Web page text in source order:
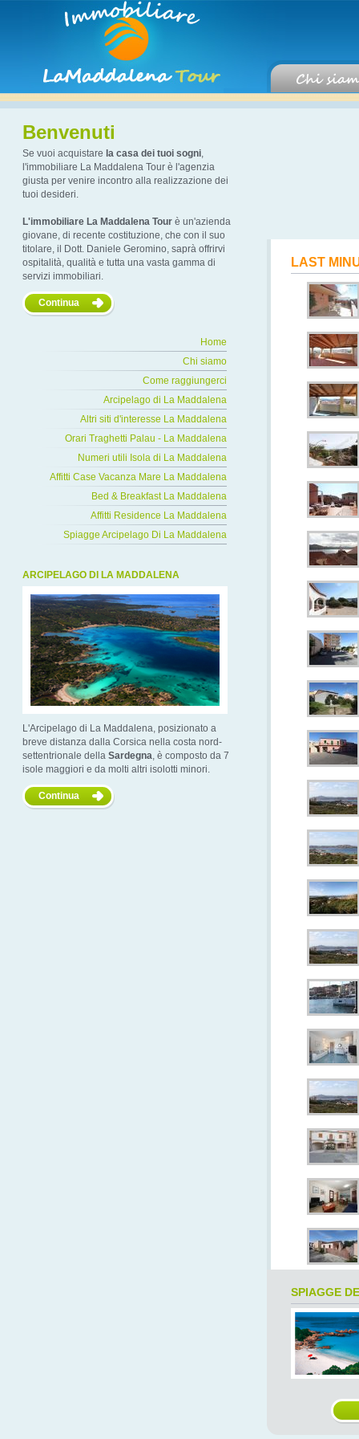
Benvenuti
Se vuoi acquistare la casa dei tuoi sogni,
l'immobiliare La Maddalena Tour è l'agenzia
giusta per venire incontro alla realizzazione dei
tuoi desideri.
L'immobiliare La Maddalena Tourè un'azienda
giovane, di recente costituzione, che con il suo
titolare, il Dott. Daniele Geromino, saprà offrirvi
ospitalità, qualità e tutta una vasta gamma di
servizi immobiliari.
Continua
Home
Chi siamo
Come raggiungerci
Arcipelago di La Maddalena
Altri siti d'interesse La Maddalena
Orari Traghetti Palau - La Maddalena
Numeri utili Isola di La Maddalena
Affitti Case Vacanza Mare La Maddalena
Bed & Breakfast La Maddalena
Affitti Residence La Maddalena
Spiagge Arcipelago Di La Maddalena
ARCIPELAGO DI LA MADDALENA
L'Arcipelago di La Maddalena, posizionato a
breve distanza dalla Corsica nella costa nord-
settentrionale della Sardegna, è composto da 7
isole maggiori e da molti altri isolotti minori.
Continua
LAST
SPIAGGE